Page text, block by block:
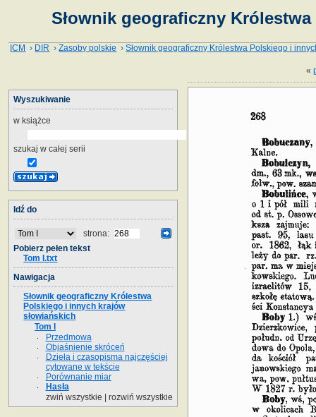
Słownik geograficzny
ICM › DIR ›Zasoby polskie ›Słownik geograficzny Królestwa Polskiego i
«
Wyszukiwanie
w książce
szukaj w całej serii
Idź do
strona:
Pobierz pełen tekst
Tom I.txt
Nawigacja
Słownik geograficzny Królestwa
Polskiego i innych krajów
słowiańskich
Tom I
Przedmowa
Objaśnienie skróceń
Dzieła i czasopisma najczęściej
cytowane w tekście
Porównanie miar
Hasła
zwiń wszystkie
rozwiń wszystkie